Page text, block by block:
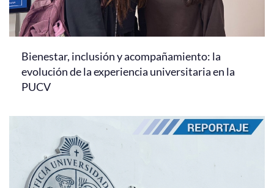
Bienestar, inclusión y acompañamiento: la
evolución de la experiencia universitaria en la
PUCV